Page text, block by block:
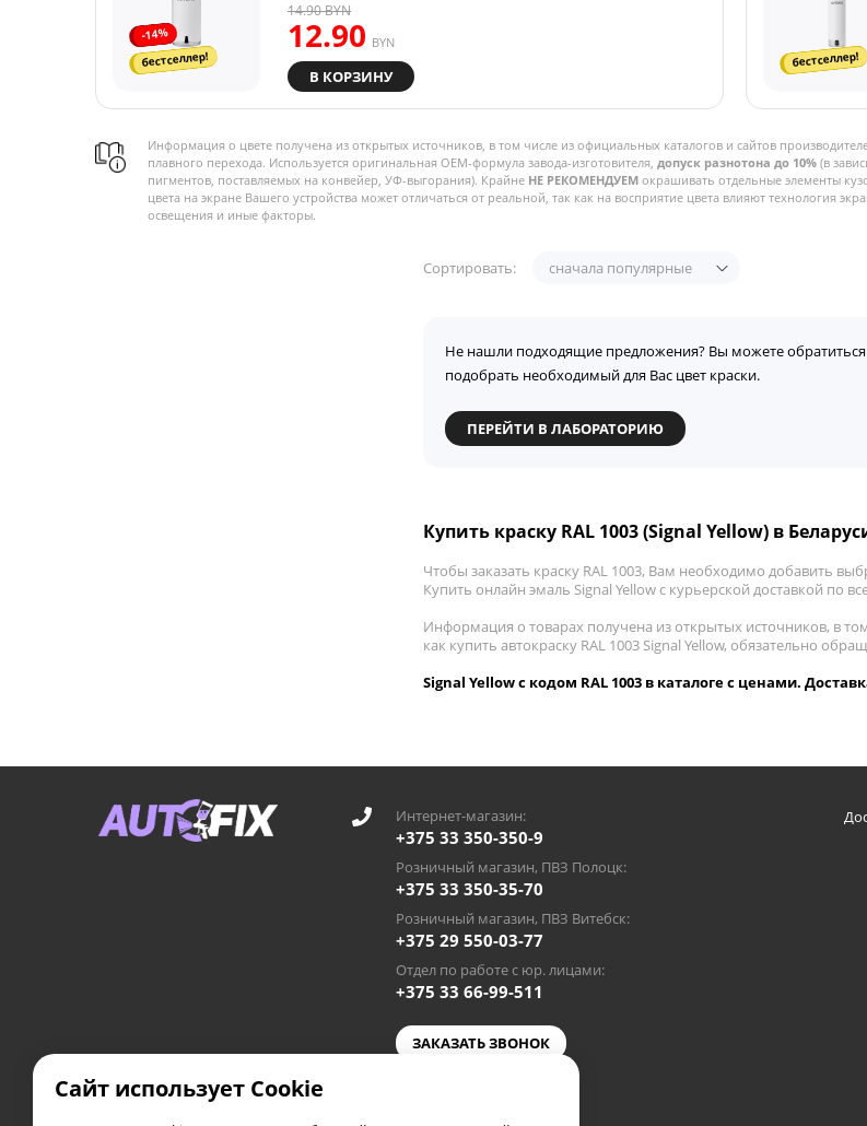
-14%
бестселлер!
12.90 BYN
14.90BYN
В КОРЗИНУ
бестселлер!
Информация о цвете получена из открытых источников, в том числе из официальных каталогов и сайтов
плавного перехода. Используется оригинальная OEM-формула завода-изготовителя, допуск разнотона до 10% (в
пигментов, поставляемых на конвейер, УФ-выгорания). Крайне НЕ РЕКОМЕНДУЕМ окрашивать отдельные элементы
цвета на экране Вашего устройства может отличаться от реальной, так как на восприятие цвета влияют технология
освещения и иные факторы.
Сортировать: сначала популярные
Не нашли подходящие предложения? Вы можете
подобрать необходимый для Вас цвет краски.
ПЕРЕЙТИ В ЛАБОРАТОРИЮ
Купить краску RAL 1003 (Signal Yellow) в
Чтобы заказать краску RAL 1003, Вам необходимо добавить
Купить онлайн эмаль Signal Yellow с курьерской доставкой по
Информация о товарах получена из открытых источников, в
как купить автокраску RAL 1003 Signal Yellow, обязательно
Signal Yellow с кодом RAL 1003 в каталоге с ценами.
Интернет-магазин:
+375 33 350-350-9
Розничный магазин, ПВЗ Полоцк:
+375 33 350-35-70
Розничный магазин, ПВЗ Витебск:
+375 29 550-03-77
Отдел по работе с юр. лицами:
+375 33 66-99-511
ЗАКАЗАТЬ ЗВОНОК
Сайт использует Cookie